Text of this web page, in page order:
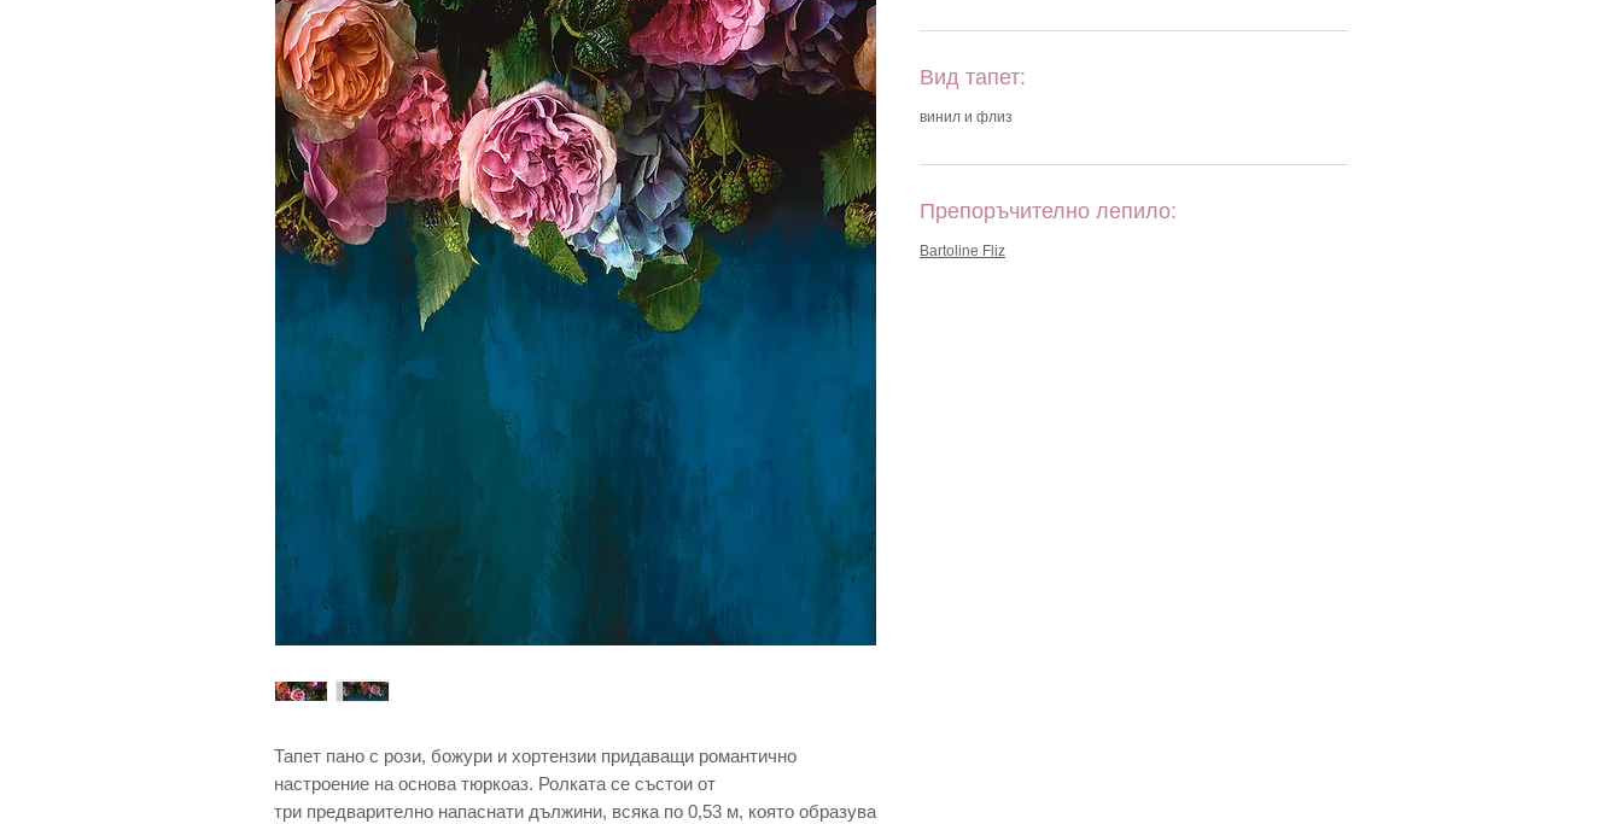
Тапет пано с рози, божури и хортензии придаващи романтично
настроение на основа тюркоаз. Ролката се състои от
три предварително напаснати дължини, всяка по 0,53 м, която образува
Вид тапет:
винил и флиз
Препоръчително лепило:
Bartoline Fliz